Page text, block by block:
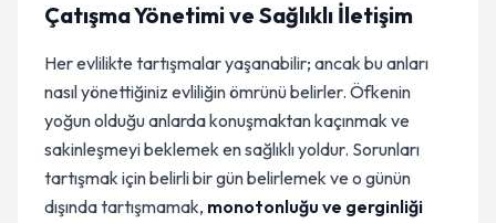
Çatışma Yönetimi ve Sağlıklı İletişim
Her evlilikte tartışmalar yaşanabilir; ancak bu anları
nasıl yönettiğiniz evliliğin ömrünü belirler. Öfkenin
yoğun olduğu anlarda konuşmaktan kaçınmak ve
sakinleşmeyi beklemek en sağlıklı yoldur. Sorunları
tartışmak için belirli bir gün belirlemek ve o günün
dışında tartışmamak, monotonluğu ve gerginliği